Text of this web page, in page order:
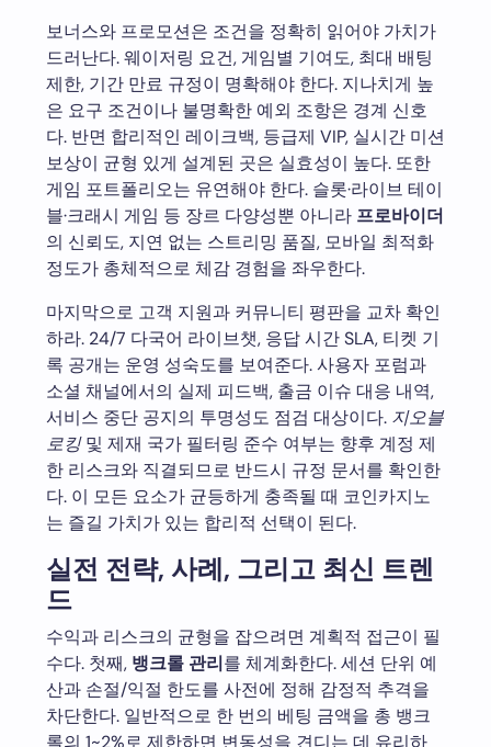
보너스와 프로모션은 조건을 정확히 읽어야 가치가
드러난다. 웨이저링 요건, 게임별 기여도, 최대 배팅
제한, 기간 만료 규정이 명확해야 한다. 지나치게 높
은 요구 조건이나 불명확한 예외 조항은 경계 신호
다. 반면 합리적인 레이크백, 등급제 VIP, 실시간 미션
보상이 균형 있게 설계된 곳은 실효성이 높다. 또한
게임 포트폴리오는 유연해야 한다. 슬롯·라이브 테이
블·크래시 게임 등 장르 다양성뿐 아니라 프로바이더
의 신뢰도, 지연 없는 스트리밍 품질, 모바일 최적화
정도가 총체적으로 체감 경험을 좌우한다.
마지막으로 고객 지원과 커뮤니티 평판을 교차 확인
하라. 24/7 다국어 라이브챗, 응답 시간 SLA, 티켓 기
록 공개는 운영 성숙도를 보여준다. 사용자 포럼과
소셜 채널에서의 실제 피드백, 출금 이슈 대응 내역,
서비스 중단 공지의 투명성도 점검 대상이다. 지오블
로킹및 제재 국가 필터링 준수 여부는 향후 계정 제
한 리스크와 직결되므로 반드시 규정 문서를 확인한
다. 이 모든 요소가 균등하게 충족될 때 코인카지노
는 즐길 가치가 있는 합리적 선택이 된다.
실전 전략, 사례, 그리고 최신 트렌
드
수익과 리스크의 균형을 잡으려면 계획적 접근이 필
수다. 첫째, 뱅크롤 관리를 체계화한다. 세션 단위 예
산과 손절/익절 한도를 사전에 정해 감정적 추격을
차단한다. 일반적으로 한 번의 베팅 금액을 총 뱅크
롤의 1~2%로 제한하면 변동성을 견디는 데 유리하